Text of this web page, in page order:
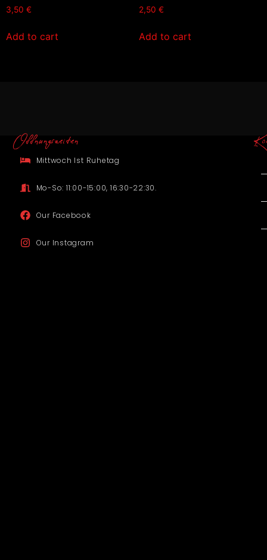
3,50 €
Add to cart
2,50 €
Add to cart
Offnungszeiten
Mittwoch Ist Ruhetag
Mo-So: 11:00-15:00, 16:30-22:30.
Our Facebook
Our Instagram